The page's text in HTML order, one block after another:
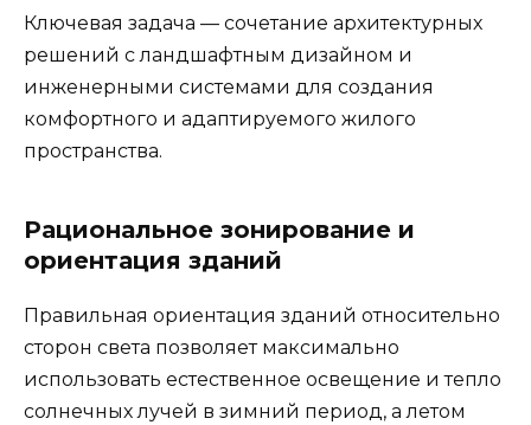
Ключевая задача — сочетание архитектурных
решений с ландшафтным дизайном и
инженерными системами для создания
комфортного и адаптируемого жилого
пространства.
Рациональное зонирование и
ориентация зданий
Правильная ориентация зданий относительно
сторон света позволяет максимально
использовать естественное освещение и тепло
солнечных лучей в зимний период, а летом